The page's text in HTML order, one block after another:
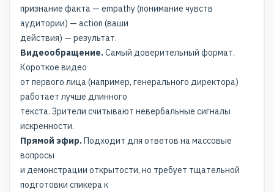
признание факта — empathy (понимание чувств
аудитории) — action (ваши
действия) — результат.
Видеообращение.Самый доверительный формат.
Короткое видео
от первого лица (например, генерального директора)
работает лучше длинного
текста. Зрители считывают невербальные сигналы
искренности.
Прямой эфир.Подходит для ответов на массовые
вопросы
и демонстрации открытости, но требует тщательной
подготовки спикера к